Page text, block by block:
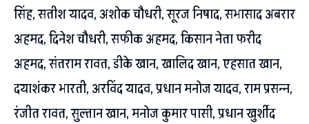
सिंह, सतीश यादव, अशोक चौधरी, सूरज निषाद, सभासाद अबरार
अहमद, दिनेश चौधरी, सफीक अहमद, किसान नेता फरीद
अहमद, संतराम रावत, डीके खान, खालिद खान, एहसात खान,
दयाशंकर भारती, अरविंद यादव, प्रधान मनोज यादव, राम प्रसन्न,
रंजीत रावत, सुल्तान खान, मनोज कुमार पासी, प्रधान खुर्शीद